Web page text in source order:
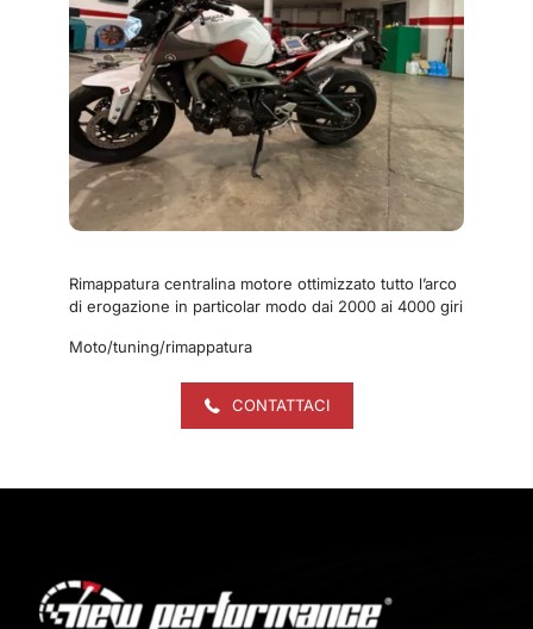
Rimappatura centralina motore ottimizzato tutto l’arco
di erogazione in particolar modo dai 2000 ai 4000 giri
Moto/tuning/rimappatura
CONTATTACI